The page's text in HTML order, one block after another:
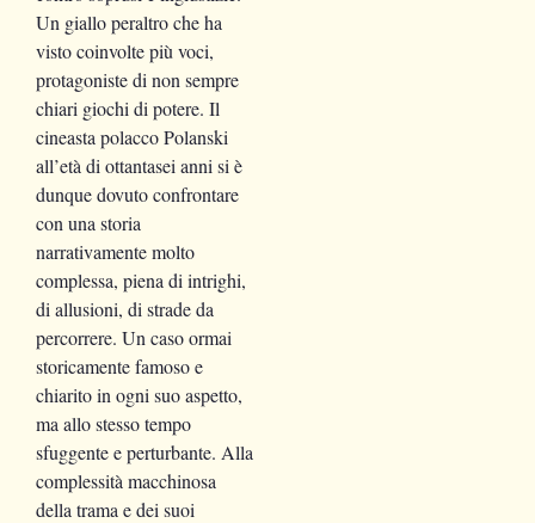
Un giallo peraltro che ha
visto coinvolte più voci,
protagoniste di non sempre
chiari giochi di potere. Il
cineasta polacco Polanski
all’età di ottantasei anni si è
dunque dovuto confrontare
con una storia
narrativamente molto
complessa, piena di intrighi,
di allusioni, di strade da
percorrere. Un caso ormai
storicamente famoso e
chiarito in ogni suo aspetto,
ma allo stesso tempo
sfuggente e perturbante. Alla
complessità macchinosa
della trama e dei suoi